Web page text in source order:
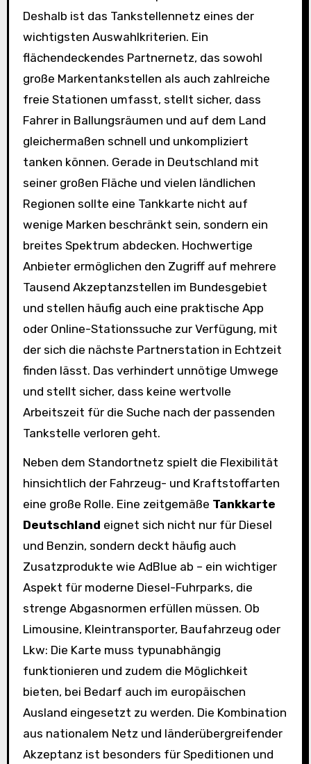
Deshalb ist das Tankstellennetz eines der
wichtigsten Auswahlkriterien. Ein
flächendeckendes Partnernetz, das sowohl
große Markentankstellen als auch zahlreiche
freie Stationen umfasst, stellt sicher, dass
Fahrer in Ballungsräumen und auf dem Land
gleichermaßen schnell und unkompliziert
tanken können. Gerade in Deutschland mit
seiner großen Fläche und vielen ländlichen
Regionen sollte eine Tankkarte nicht auf
wenige Marken beschränkt sein, sondern ein
breites Spektrum abdecken. Hochwertige
Anbieter ermöglichen den Zugriff auf mehrere
Tausend Akzeptanzstellen im Bundesgebiet
und stellen häufig auch eine praktische App
oder Online-Stationssuche zur Verfügung, mit
der sich die nächste Partnerstation in Echtzeit
finden lässt. Das verhindert unnötige Umwege
und stellt sicher, dass keine wertvolle
Arbeitszeit für die Suche nach der passenden
Tankstelle verloren geht.
Neben dem Standortnetz spielt die Flexibilität
hinsichtlich der Fahrzeug- und Kraftstoffarten
eine große Rolle. Eine zeitgemäße Tankkarte
Deutschland eignet sich nicht nur für Diesel
und Benzin, sondern deckt häufig auch
Zusatzprodukte wie AdBlue ab – ein wichtiger
Aspekt für moderne Diesel-Fuhrparks, die
strenge Abgasnormen erfüllen müssen. Ob
Limousine, Kleintransporter, Baufahrzeug oder
Lkw: Die Karte muss typunabhängig
funktionieren und zudem die Möglichkeit
bieten, bei Bedarf auch im europäischen
Ausland eingesetzt zu werden. Die Kombination
aus nationalem Netz und länderübergreifender
Akzeptanz ist besonders für Speditionen und